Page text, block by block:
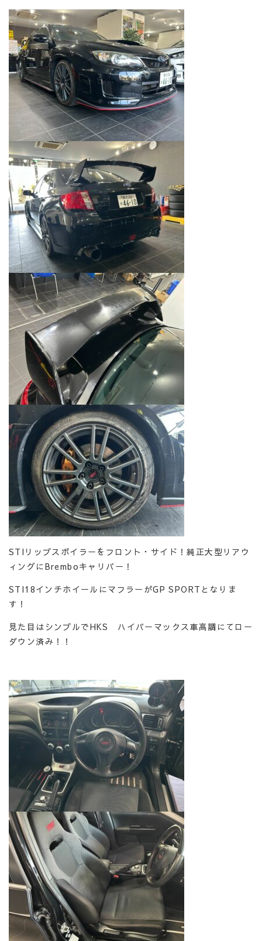
STIリップスポイラーをフロント・サイド！純正大型リアウ
ィングにBremboキャリパー！
STI18インチホイールにマフラーがGP SPORTとなりま
す！
見た目はシンプルでHKS ハイパーマックス車高調にてロー
ダウン済み！！